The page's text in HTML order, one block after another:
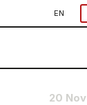
EN
20